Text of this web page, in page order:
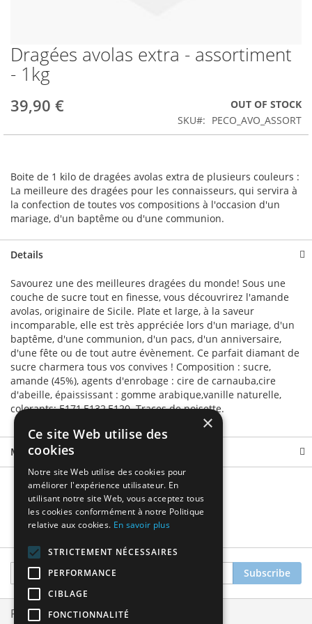
Skip
to
the
of
images
Dragées avolas extra - assortiment
- 1kg
39,90 €
OUT OF STOCK
SKU
PECO_AVO_ASSORT
Boite de 1 kilo de dragées avolas extra de plusieurs couleurs :
La meilleure des dragées pour les connaisseurs, qui servira à
la confection de toutes vos compositions à l'occasion d'un
mariage, d'un baptême ou d'une communion.
Details
Savourez une des meilleures dragées du monde! Sous une
couche de sucre tout en finesse, vous découvrirez l'amande
avolas, originaire de Sicile. Plate et large, à la saveur
incomparable, elle est très appréciée lors d'un mariage, d'un
baptême, d'une communion, d'un pacs, d'un anniversaire,
d'une fête ou de tout autre évènement. Ce parfait diamant de
sucre charmera tous vos convives ! Composition : sucre,
amande (45%), agents d'enrobage : cire de carnauba,cire
d'abeille, épaississant : gomme arabique,vanille naturelle,
colorants: E171,E132,E120. Traces de noisette.
More Information
Sign
Up
for
Our
Subscribe
Privacy and Cookie Policy
×
Ce site Web utilise des
cookies
Notre site Web utilise des cookies pour
améliorer l'expérience utilisateur. En
utilisant notre site Web, vous acceptez tous
les cookies conformément à notre Politique
relative aux cookies. En savoir plus
STRICTEMENT NÉCESSAIRES
PERFORMANCE
CIBLAGE
FONCTIONNALITÉ